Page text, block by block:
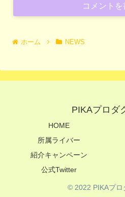
コメント
ホーム NEWS
PIKAプロダ
HOME
所属ライバー
紹介キャンペーン
公式Twitter
© 2022 PIKAプロ